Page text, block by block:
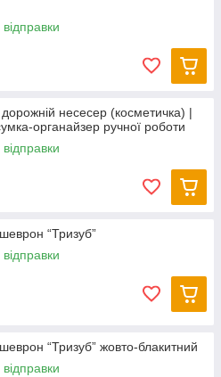
несесер (косметичка) |
органайзер ручної роботи
“Тризуб”
“Тризуб” жовто-блакитний